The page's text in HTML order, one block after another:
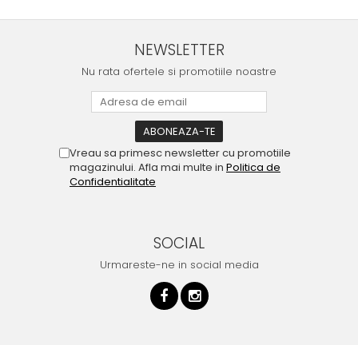
NEWSLETTER
Nu rata ofertele si promotiile noastre
Vreau sa primesc newsletter cu promotiile
magazinului. Afla mai multe in Politica de
Confidentialitate
SOCIAL
Urmareste-ne in social media